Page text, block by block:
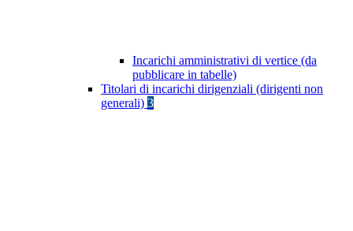
Incarichi amministrativi di vertice (da
pubblicare in tabelle)
Titolari di incarichi dirigenziali (dirigenti non
generali) 3